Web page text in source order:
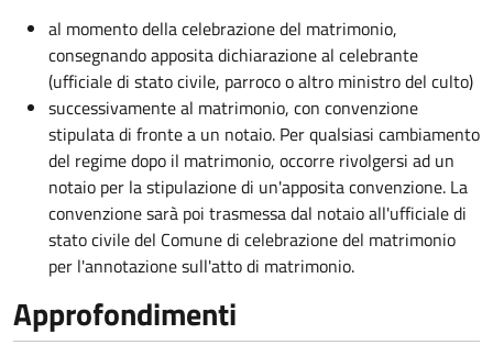
al momento della celebrazione del matrimonio,
consegnando apposita dichiarazione al celebrante
(ufficiale di stato civile, parroco o altro ministro del culto)
successivamente al matrimonio, con convenzione
stipulata di fronte a un notaio. Per qualsiasi cambiamento
del regime dopo il matrimonio, occorre rivolgersi ad un
notaio per la stipulazione di un'apposita convenzione. La
convenzione sarà poi trasmessa dal notaio all'ufficiale di
stato civile del Comune di celebrazione del matrimonio
per l'annotazione sull'atto di matrimonio.
Approfondimenti